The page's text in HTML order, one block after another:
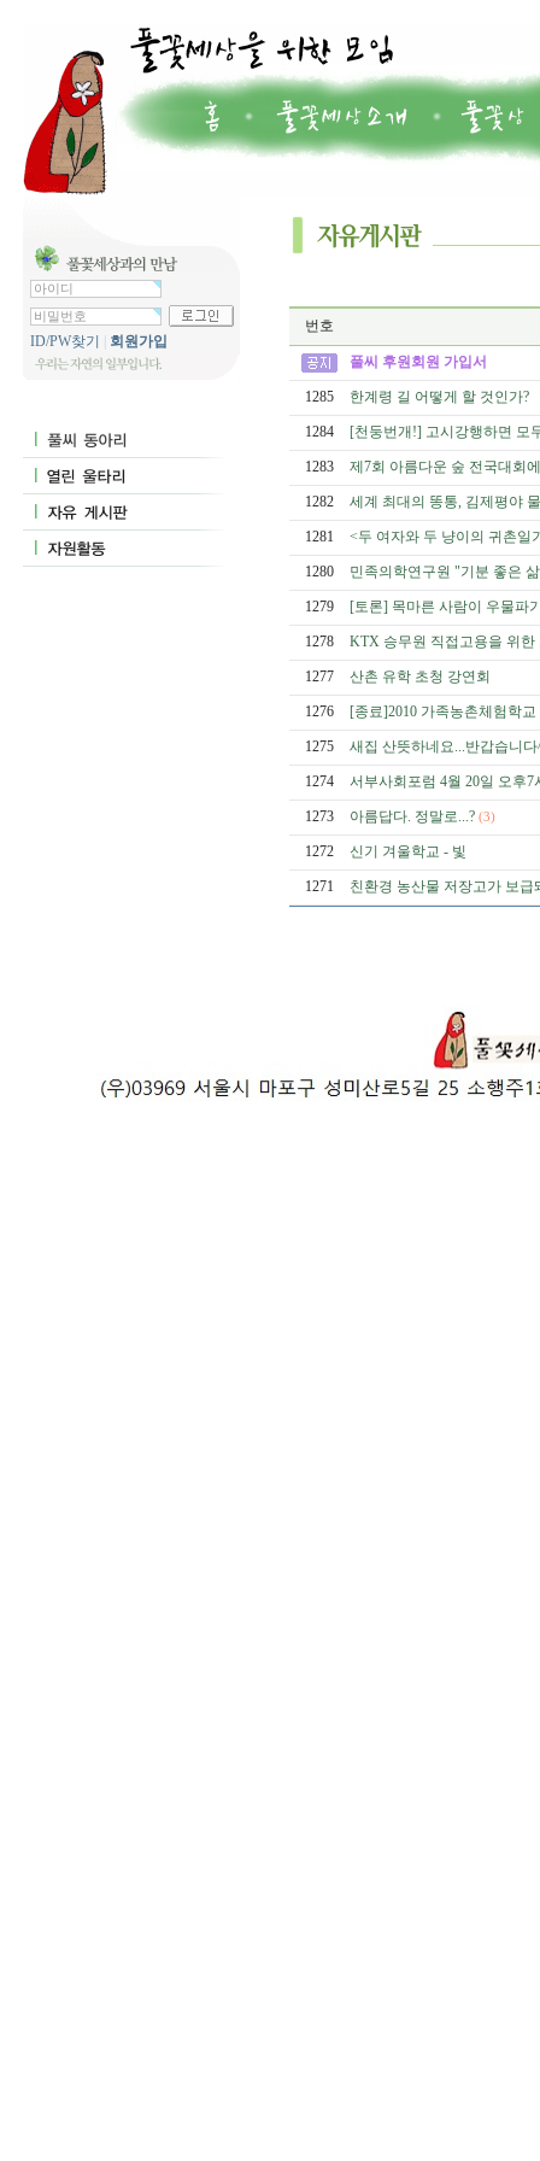
ID/PW찾기 회원가입
번호
풀씨 후원회원 가입서
1285 한계령 길 어떻게 할 것인가?
1284 [천둥번개!] 고시강행하면 모
1283 제7회 아름다운 숲 전국대회
1282 세계 최대의 똥통, 김제평야
1281 <두 여자와 두 냥이의 귀촌일
1280 민족의학연구원 "기분 좋은
1279 [토론] 목마른 사람이 우물파
1278 KTX 승무원 직접고용을 위
1277 산촌 유학 초청 강연회
1276 [종료]2010 가족농촌체험학교
1275 새집 산뜻하네요...반갑습니
1274 서부사회포럼 4월 20일 오후7
1273 아름답다. 정말로...? (3)
1272 신기 겨울학교 - 빛
1271 친환경 농산물 저장고가 보급